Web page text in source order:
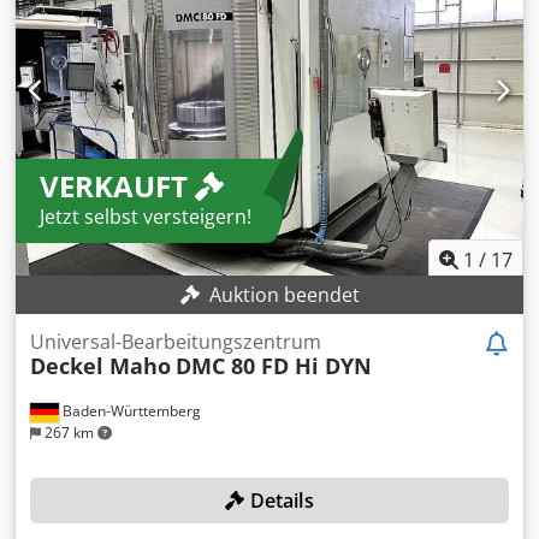
Versandfertig verpackt
VERKAUFT
Jetzt selbst versteigern!
1 / 17
Auktion beendet
Baden-Württemberg
267 km
Universal-Bearbeitungszentrum
Deckel Maho DMC 80 FD Hi DYN
Details